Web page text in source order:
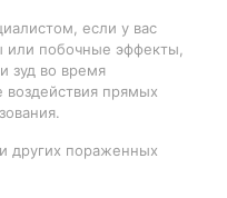
если у вас
побочные эффекты,
зуд во время
воздействия прямых
других пораженных